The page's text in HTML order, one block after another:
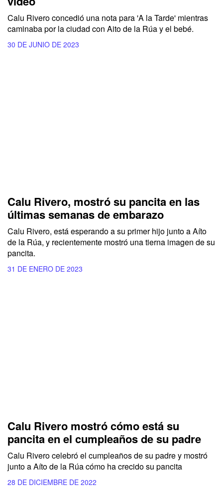
Calu Rivero concedió una nota para 'A la Tarde' mientras
caminaba por la ciudad con Aito de la Rúa y el bebé.
30 DE JUNIO DE 2023
Calu Rivero, mostró su pancita en las
últimas semanas de embarazo
Calu Rivero, está esperando a su primer hijo junto a Aíto
de la Rúa, y recientemente mostró una tierna imagen de su
pancita.
31 DE ENERO DE 2023
Calu Rivero mostró cómo está su
pancita en el cumpleaños de su padre
Calu Rivero celebró el cumpleaños de su padre y mostró
junto a Aíto de la Rúa cómo ha crecido su pancita
28 DE DICIEMBRE DE 2022